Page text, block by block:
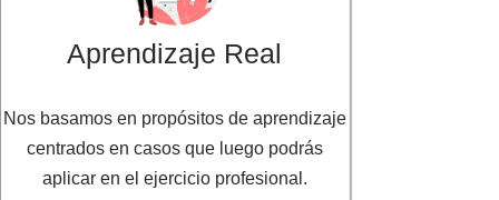
Aprendizaje Real
Nos basamos en propósitos de aprendizaje
centrados en casos que luego podrás
aplicar en el ejercicio profesional.